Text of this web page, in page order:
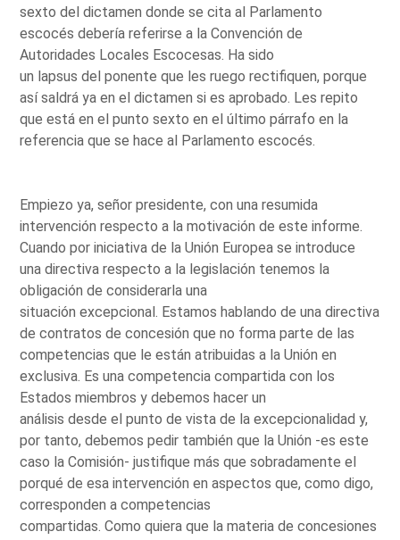
sexto del dictamen donde se cita al Parlamento
escocés debería referirse a la Convención de
Autoridades Locales Escocesas. Ha sido
un lapsus del ponente que les ruego rectifiquen, porque
así saldrá ya en el dictamen si es aprobado. Les repito
que está en el punto sexto en el último párrafo en la
referencia que se hace al Parlamento escocés.
Empiezo ya, señor presidente, con una resumida
intervención respecto a la motivación de este informe.
Cuando por iniciativa de la Unión Europea se introduce
una directiva respecto a la legislación tenemos la
obligación de considerarla una
situación excepcional. Estamos hablando de una directiva
de contratos de concesión que no forma parte de las
competencias que le están atribuidas a la Unión en
exclusiva. Es una competencia compartida con los
Estados miembros y debemos hacer un
análisis desde el punto de vista de la excepcionalidad y,
por tanto, debemos pedir también que la Unión -es este
caso la Comisión- justifique más que sobradamente el
porqué de esa intervención en aspectos que, como digo,
corresponden a competencias
compartidas. Como quiera que la materia de concesiones